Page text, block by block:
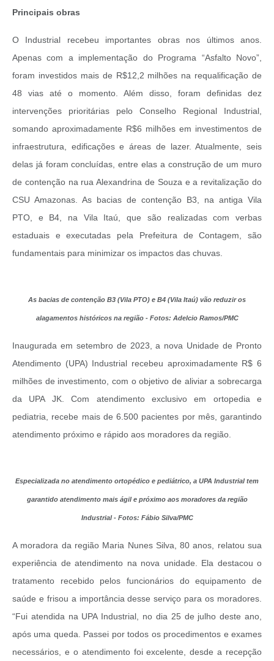
Principais obras
O Industrial recebeu importantes obras nos últimos anos.
Apenas com a implementação do Programa “Asfalto Novo”,
foram investidos mais de R$12,2 milhões na requalificação de
48 vias até o momento. Além disso, foram definidas dez
intervenções prioritárias pelo Conselho Regional Industrial,
somando aproximadamente R$6 milhões em investimentos de
infraestrutura, edificações e áreas de lazer. Atualmente, seis
delas já foram concluídas, entre elas a construção de um muro
de contenção na rua Alexandrina de Souza e a revitalização do
CSU Amazonas. As bacias de contenção B3, na antiga Vila
PTO, e B4, na Vila Itaú, que são realizadas com verbas
estaduais e executadas pela Prefeitura de Contagem, são
fundamentais para minimizar os impactos das chuvas.
As bacias de contenção B3 (Vila PTO) e B4 (Vila Itaú) vão reduzir os
alagamentos históricos na região - Fotos: Adelcio Ramos/PMC
Inaugurada em setembro de 2023, a nova Unidade de Pronto
Atendimento (UPA) Industrial recebeu aproximadamente R$ 6
milhões de investimento, com o objetivo de aliviar a sobrecarga
da UPA JK. Com atendimento exclusivo em ortopedia e
pediatria, recebe mais de 6.500 pacientes por mês, garantindo
atendimento próximo e rápido aos moradores da região.
Especializada no atendimento ortopédico e pediátrico, a UPA Industrial tem
garantido atendimento mais ágil e próximo aos moradores da região
Industrial - Fotos: Fábio Silva/PMC
A moradora da região Maria Nunes Silva, 80 anos, relatou sua
experiência de atendimento na nova unidade. Ela destacou o
tratamento recebido pelos funcionários do equipamento de
saúde e frisou a importância desse serviço para os moradores.
“Fui atendida na UPA Industrial, no dia 25 de julho deste ano,
após uma queda. Passei por todos os procedimentos e exames
necessários, e o atendimento foi excelente, desde a recepção